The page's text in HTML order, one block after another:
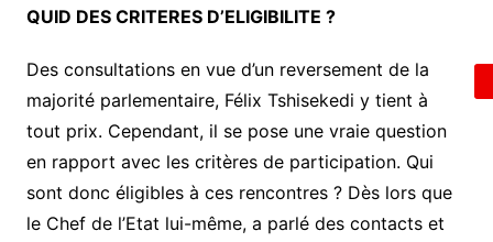
QUID DES CRITERES D’ELIGIBILITE ?
Des consultations en vue d’un reversement de la
majorité parlementaire, Félix Tshisekedi y tient à
tout prix. Cependant, il se pose une vraie question
en rapport avec les critères de participation. Qui
sont donc éligibles à ces rencontres ? Dès lors que
le Chef de l’Etat lui-même, a parlé des contacts et